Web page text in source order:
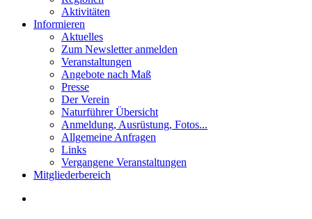
Aktivitäten
Informieren
Aktuelles
Zum Newsletter anmelden
Veranstaltungen
Angebote nach Maß
Presse
Der Verein
Naturführer Übersicht
Anmeldung, Ausrüstung, Fotos...
Allgemeine Anfragen
Links
Vergangene Veranstaltungen
Mitgliederbereich